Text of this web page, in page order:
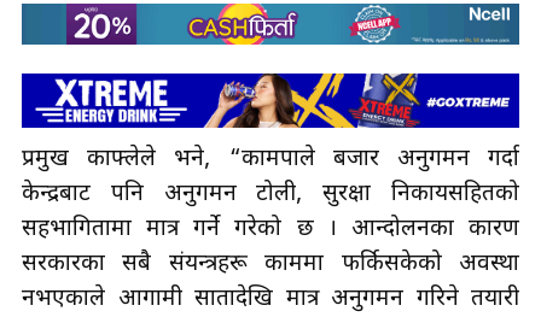
प्रमुख काफ्लेले भने, “कामपाले बजार अनुगमन गर्दा
केन्द्रबाट पनि अनुगमन टोली, सुरक्षा निकायसहितको
सहभागितामा मात्र गर्ने गरेको छ । आन्दोलनका कारण
सरकारका सबै संयन्त्रहरू काममा फर्किसकेको अवस्था
नभएकाले आगामी सातादेखि मात्र अनुगमन गरिने तयारी